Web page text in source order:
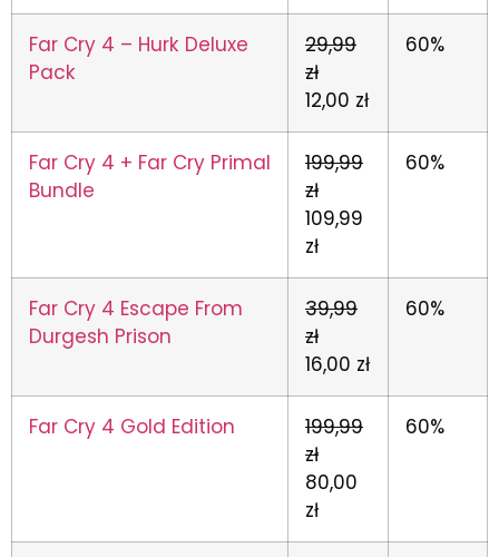
Far Cry 4 – Hurk Deluxe
Pack
29,99
zł
12,00 zł
60%
Far Cry 4 + Far Cry Primal
Bundle
199,99
zł
109,99
zł
60%
Far Cry 4 Escape From
Durgesh Prison
39,99
zł
16,00 zł
60%
Far Cry 4 Gold Edition
199,99
zł
80,00
zł
60%